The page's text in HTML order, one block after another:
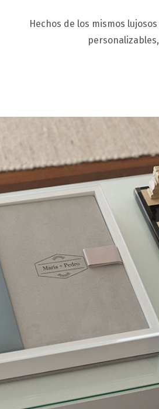
Hechos de los mismos